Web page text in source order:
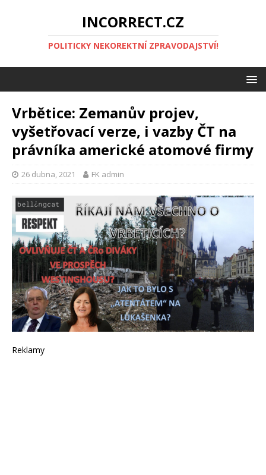
INCORRECT.CZ
POLITICKY NEKOREKTNÍ ZPRAVODAJSTVÍ!
Vrbětice: Zemanův projev,
vyšetřovací verze, i vazby ČT na
právníka americké atomové firmy
26 dubna, 2021 FK admin
Reklamy